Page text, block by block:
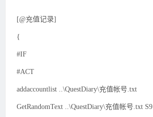
[@充值记录]
{
#IF
#ACT
addaccountlist ..\QuestDiary\充值帐号.txt
GetRandomText ..\QuestDiary\充值帐号.txt S9